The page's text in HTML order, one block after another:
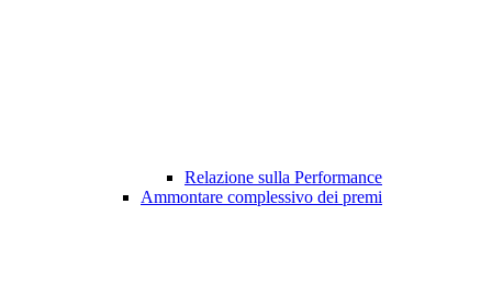
Relazione sulla Performance
Ammontare complessivo dei premi